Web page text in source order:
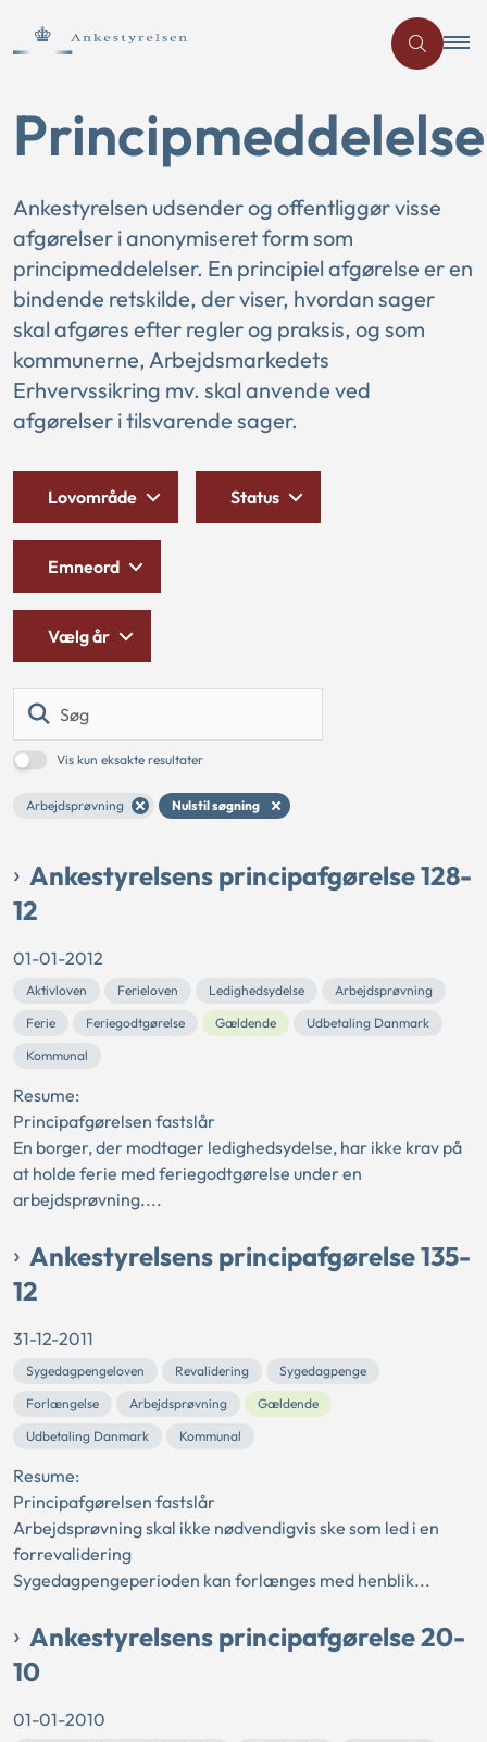
Ankestyrelsen udsender og offentliggør visse
afgørelser i anonymiseret form som
principmeddelelser. En principiel afgørelse er en
bindende retskilde, der viser, hvordan sager
skal afgøres efter regler og praksis, og som
kommunerne, Arbejdsmarkedets
Erhvervssikring mv. skal anvende ved
afgørelser i tilsvarende sager.
Vis kun eksakte resultater
Arbejdsprøvning Nulstil søgning
Lovområde Status
Emneord
Vælg år
Ankestyrelsens principafgørelse 128-
12
01-01-2012
Aktivloven Ferieloven Ledighedsydelse
Arbejdsprøvning
Ferie
Feriegodtgørelse Gældende
Udbetaling Danmark
Kommunal
Resume:
Principafgørelsen fastslår
En borger, der modtager ledighedsydelse, har ikke krav på
at holde ferie med feriegodtgørelse under en
arbejdsprøvning....
Ankestyrelsens principafgørelse 135-
12
31-12-2011
Sygedagpengeloven Revalidering
Sygedagpenge
Forlængelse
Arbejdsprøvning
Gældende
Udbetaling Danmark
Kommunal
Resume:
Principafgørelsen fastslår
Arbejdsprøvning skal ikke nødvendigvis ske som led i en
forrevalidering
Sygedagpengeperioden kan forlænges med henblik...
Ankestyrelsens principafgørelse 20-
10
01-01-2010